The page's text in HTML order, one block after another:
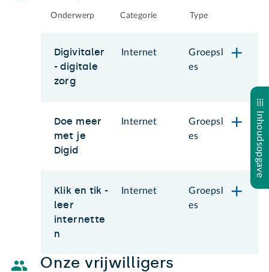
Inhoudsopgave
Onderwerp Categorie Type
Digivitaler
- digitale
zorg
Internet
Groepsl
es
Doe meer
met je
Digid
Internet
Groepsl
es
Klik en tik -
leer
internette
n
Internet
Groepsl
es
Onze vrijwilligers